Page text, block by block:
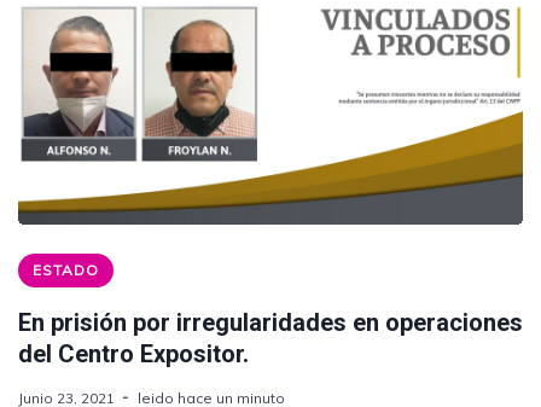
ESTADO
En prisión por irregularidades en operaciones
del Centro Expositor.
Junio 23, 2021 leido hace un minuto